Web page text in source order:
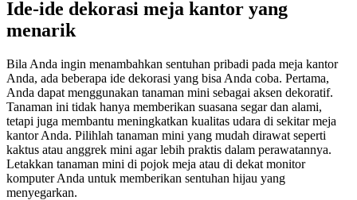
Ide-ide dekorasi meja kantor yang
menarik
Bila Anda ingin menambahkan sentuhan pribadi pada meja kantor
Anda, ada beberapa ide dekorasi yang bisa Anda coba. Pertama,
Anda dapat menggunakan tanaman mini sebagai aksen dekoratif.
Tanaman ini tidak hanya memberikan suasana segar dan alami,
tetapi juga membantu meningkatkan kualitas udara di sekitar meja
kantor Anda. Pilihlah tanaman mini yang mudah dirawat seperti
kaktus atau anggrek mini agar lebih praktis dalam perawatannya.
Letakkan tanaman mini di pojok meja atau di dekat monitor
komputer Anda untuk memberikan sentuhan hijau yang
menyegarkan.